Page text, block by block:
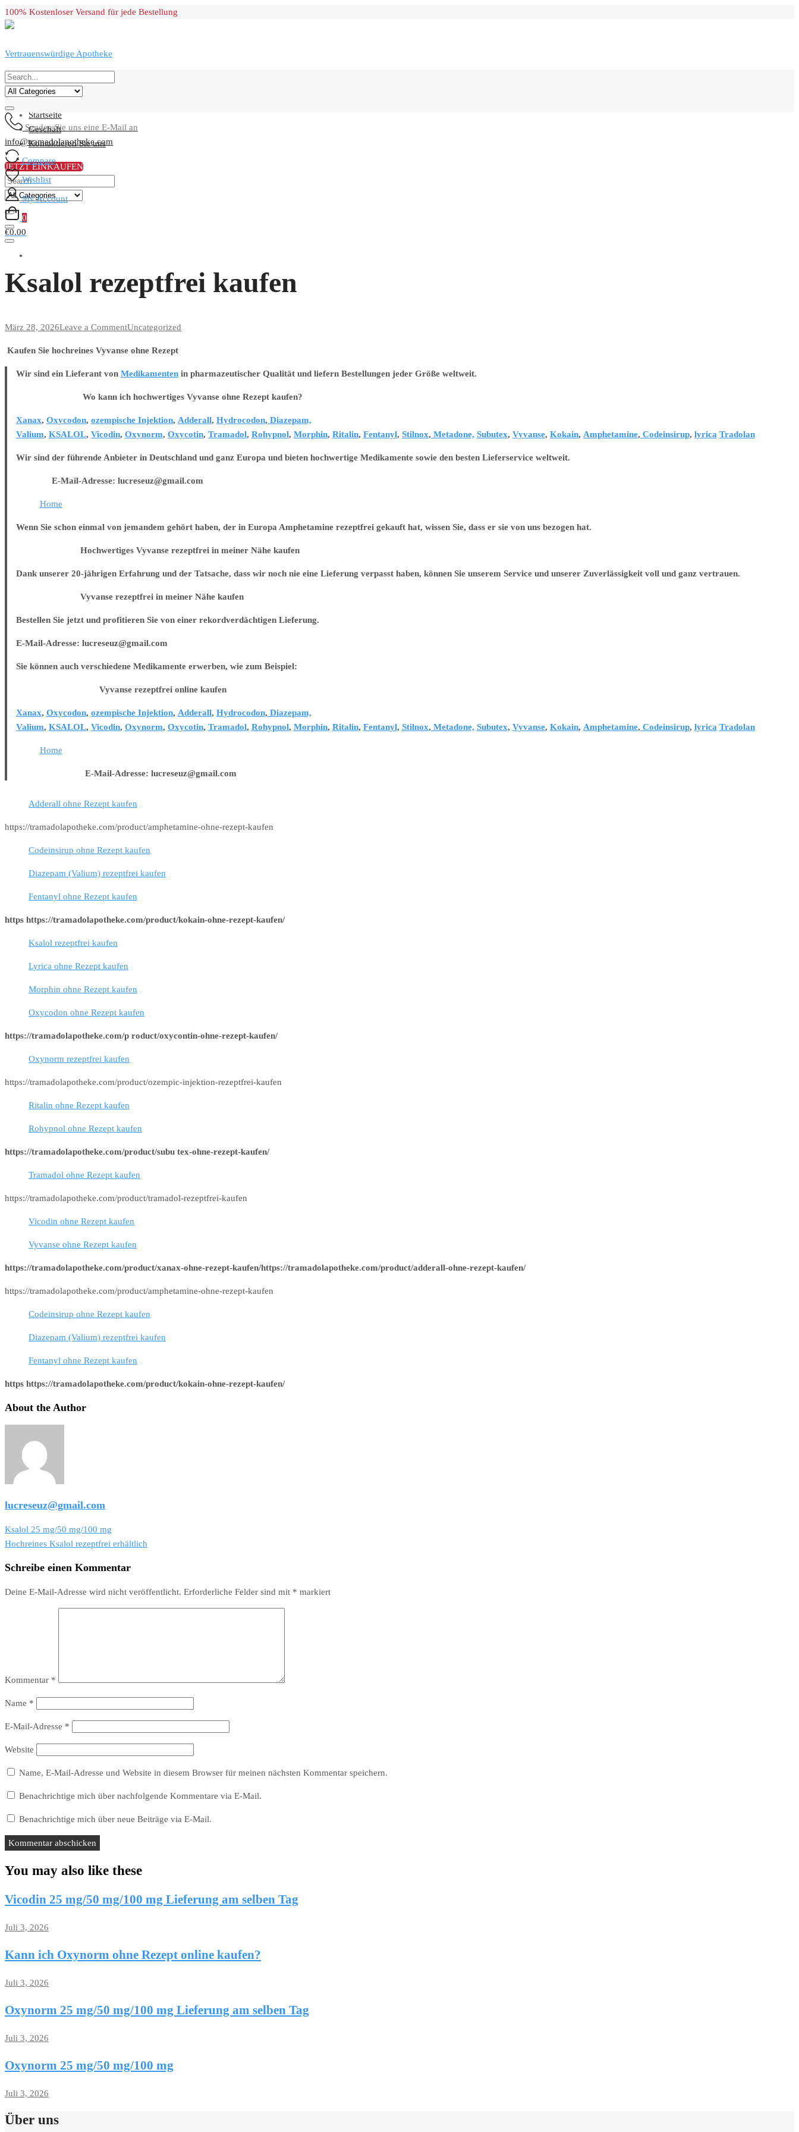
Skip
to
100% Kostenloser Versand für jede Bestellung
Vertrauenswürdige Apotheke
Senden Sie uns eine E-Mail an
info@tramadolapotheke.com
Compare
Wishlist
My Account
0
€0.00
Primary Menu
Startseite
Geschäft
Kontaktieren Sie uns
JETZT EINKAUFEN
Ksalol rezeptfrei kaufen
März 28, 2026Leave a Commenton
rezeptfrei
kaufen
Uncategorized
Kaufen Sie hochreines Vyvanse ohne Rezept
Wir sind ein Lieferant von Medikamentenin pharmazeutischer Qualität und liefern Bestellungen jeder Größe weltweit.
Wo kann ich hochwertiges Vyvanse ohne Rezept kaufen?
Xanax, Oxycodon, ozempische Injektion, Adderall, Hydrocodon, Diazepam,
Valium, KSALOL, Vicodin, Oxynorm, Oxycotin, Tramadol, Rohypnol, Morphin, Ritalin, Fentanyl, Stilnox, Metadone, Subutex, Vyvanse, Kokain, Amphetamine, Codeinsirup, lyrica Tradolan
Wir sind der führende Anbieter in Deutschland und ganz Europa und bieten hochwertige Medikamente sowie den besten Lieferservice weltweit.
E-Mail-Adresse: lucreseuz@gmail.com
Home
Wenn Sie schon einmal von jemandem gehört haben, der in Europa Amphetamine rezeptfrei gekauft hat, wissen Sie, dass er sie von uns bezogen hat.
Hochwertiges Vyvanse rezeptfrei in meiner Nähe kaufen
Dank unserer 20-jährigen Erfahrung und der Tatsache, dass wir noch nie eine Lieferung verpasst haben, können Sie unserem Service und unserer Zuverlässigkeit voll und ganz vertrauen.
Vyvanse rezeptfrei in meiner Nähe kaufen
Bestellen Sie jetzt und profitieren Sie von einer rekordverdächtigen Lieferung.
E-Mail-Adresse: lucreseuz@gmail.com
Sie können auch verschiedene Medikamente erwerben, wie zum Beispiel:
Vyvanse rezeptfrei online kaufen
Xanax, Oxycodon, ozempische Injektion, Adderall, Hydrocodon, Diazepam,
Valium, KSALOL, Vicodin, Oxynorm, Oxycotin, Tramadol, Rohypnol, Morphin, Ritalin, Fentanyl, Stilnox, Metadone, Subutex, Vyvanse, Kokain, Amphetamine, Codeinsirup, lyrica Tradolan
Home
E-Mail-Adresse: lucreseuz@gmail.com
Adderall ohne Rezept kaufen
https://tramadolapotheke.com/product/amphetamine-ohne-rezept-kaufen
Codeinsirup ohne Rezept kaufen
Diazepam (Valium) rezeptfrei kaufen
Fentanyl ohne Rezept kaufen
https https://tramadolapotheke.com/product/kokain-ohne-rezept-kaufen/
Ksalol rezeptfrei kaufen
Lyrica ohne Rezept kaufen
Morphin ohne Rezept kaufen
Oxycodon ohne Rezept kaufen
https://tramadolapotheke.com/p roduct/oxycontin-ohne-rezept-kaufen/
Oxynorm rezeptfrei kaufen
https://tramadolapotheke.com/product/ozempic-injektion-rezeptfrei-kaufen
Ritalin ohne Rezept kaufen
Rohypnol ohne Rezept kaufen
https://tramadolapotheke.com/product/subu tex-ohne-rezept-kaufen/
Tramadol ohne Rezept kaufen
https://tramadolapotheke.com/product/tramadol-rezeptfrei-kaufen
Vicodin ohne Rezept kaufen
Vyvanse ohne Rezept kaufen
https://tramadolapotheke.com/product/xanax-ohne-rezept-kaufen/https://tramadolapotheke.com/product/adderall-ohne-rezept-kaufen/
https://tramadolapotheke.com/product/amphetamine-ohne-rezept-kaufen
Codeinsirup ohne Rezept kaufen
Diazepam (Valium) rezeptfrei kaufen
Fentanyl ohne Rezept kaufen
https https://tramadolapotheke.com/product/kokain-ohne-rezept-kaufen/
About the Author
lucreseuz@gmail.com
Beitragsnavigation
Ksalol 25 mg/50 mg/100 mg
Hochreines Ksalol rezeptfrei erhältlich
Schreibe einen Kommentar
Deine E-Mail-Adresse wird nicht veröffentlicht. Erforderliche Felder sind mit * markiert
Kommentar *
Name *
E-Mail-Adresse *
Website
Name, E-Mail-Adresse und Website in diesem Browser für meinen nächsten Kommentar speichern.
Benachrichtige mich über nachfolgende Kommentare via E-Mail.
Benachrichtige mich über neue Beiträge via E-Mail.
You may also like these
Vicodin 25 mg/50 mg/100 mg Lieferung am selben Tag
Juli 3, 2026
Kann ich Oxynorm ohne Rezept online kaufen?
Juli 3, 2026
Oxynorm 25 mg/50 mg/100 mg Lieferung am selben Tag
Juli 3, 2026
Oxynorm 25 mg/50 mg/100 mg
Juli 3, 2026
Über uns